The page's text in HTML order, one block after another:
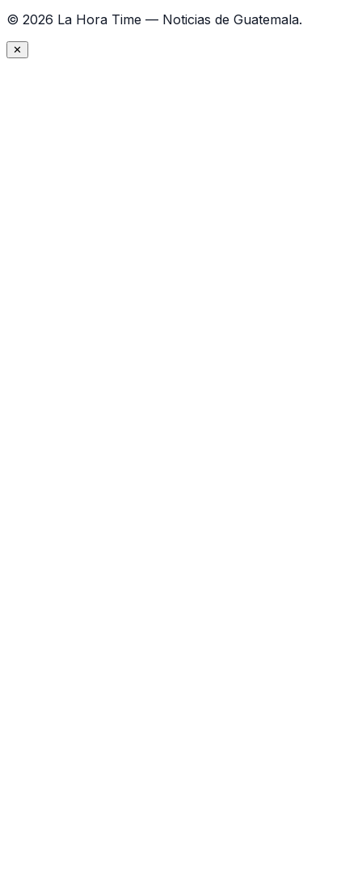
© 2026 La Hora Time — Noticias de Guatemala.